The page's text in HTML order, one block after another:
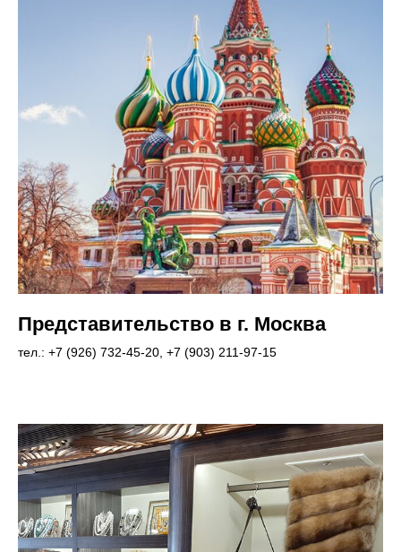
Представительство в г. Москва
тел.: +7 (926) 732-45-20, +7 (903) 211-97-15